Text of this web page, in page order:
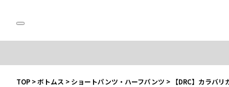
TOP >ボトムス > ショートパンツ・ハーフパンツ > 【DRC】カラバ